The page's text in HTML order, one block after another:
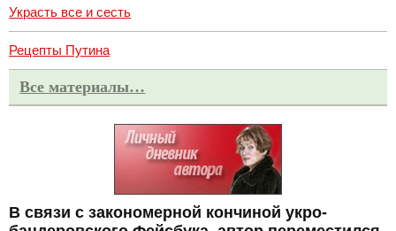
Украсть все и сесть
Рецепты Путина
Все материалы…
В связи с закономерной кончиной укро-